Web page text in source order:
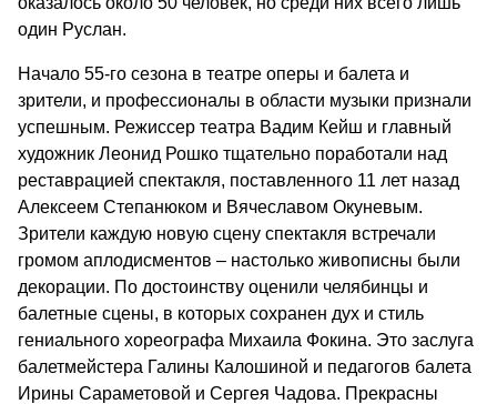
один Руслан.
Начало 55-го сезона в театре оперы и балета и
зрители, и профессионалы в области музыки признали
успешным. Режиссер театра Вадим Кейш и главный
художник Леонид Рошко тщательно поработали над
реставрацией спектакля, поставленного 11 лет назад
Алексеем Степанюком и Вячеславом Окуневым.
Зрители каждую новую сцену спектакля встречали
громом аплодисментов – настолько живописны были
декорации. По достоинству оценили челябинцы и
балетные сцены, в которых сохранен дух и стиль
гениального хореографа Михаила Фокина. Это заслуга
балетмейстера Галины Калошиной и педагогов балета
Ирины Сараметовой и Сергея Чадова. Прекрасны